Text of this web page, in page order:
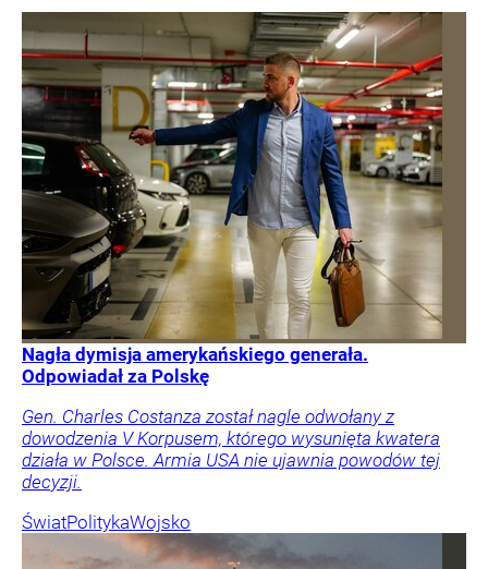
Nagła dymisja amerykańskiego generała.
Odpowiadał za Polskę
Gen. Charles Costanza został nagle odwołany z
dowodzenia V Korpusem, którego wysunięta kwatera
działa w Polsce. Armia USA nie ujawnia powodów tej
decyzji.
ŚwiatPolitykaWojsko